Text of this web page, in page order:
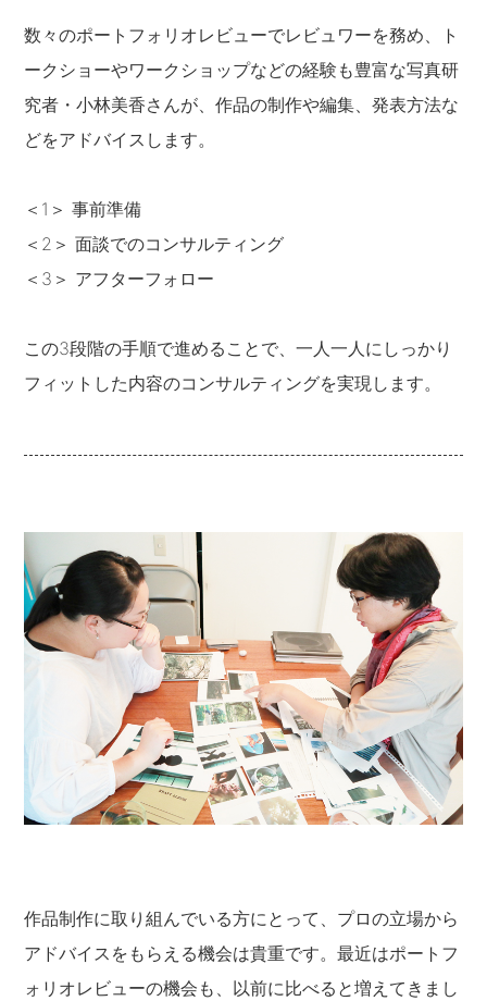
数々のポートフォリオレビューでレビュワーを務め、ト
ークショーやワークショップなどの経験も豊富な写真研
究者・小林美香さんが、作品の制作や編集、発表方法な
どをアドバイスします。
＜1＞ 事前準備
＜2＞ 面談でのコンサルティング
＜3＞ アフターフォロー
この3段階の手順で進めることで、一人一人にしっかり
フィットした内容のコンサルティングを実現します。
作品制作に取り組んでいる方にとって、プロの立場から
アドバイスをもらえる機会は貴重です。最近はポートフ
ォリオレビューの機会も、以前に比べると増えてきまし